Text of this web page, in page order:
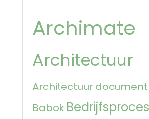
Archimate
Architectuur
Architectuur document
Babok Bedrijfsproces